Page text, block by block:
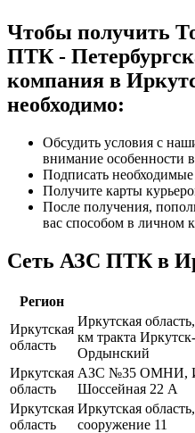
Чтобы получить
ПТК -
компания в
необходимо:
Обсудить условия с
внимание особенности
Подписать
Получите карты
После получения,
вас способом в личном
Сеть АЗС ПТК в
Регион
Иркутская
область
Иркутская
км тракта
Ордынский
Иркутская
область
АЗС №35 ОМНИ,
Шоссейная 22 А
Иркутская
область
Иркутская
сооружение 11